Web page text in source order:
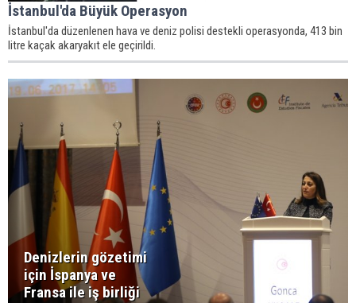
İstanbul'da Büyük Operasyon
İstanbul'da düzenlenen hava ve deniz polisi destekli operasyonda, 413 bin
litre kaçak akaryakıt ele geçirildi.
Denizlerin gözetimi
için İspanya ve
Fransa ile iş birliği